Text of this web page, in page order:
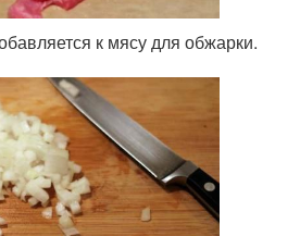
к мясу для обжарки.